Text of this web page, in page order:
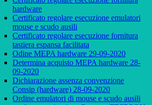
hardware
Certificato regolare esecuzione emulatori
mouse e scudo ausili
Certificato regolare esecuzione fornitura
tastiera espansa facilitata
Odine MEPA hardware 29-09-2020
Determina acquisto MEPA hardware 28-
09-2020
Dichiarazione assenza convenzione
Consip (hardware) 28-09-2020
Ordine emulatori di mouse e scudo ausili